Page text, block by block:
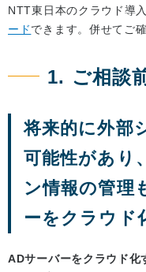
NTT東日本のクラウド導
ードできます。併せてご
1. ご相談
将来的に外部
可能性があり
ン情報の管理
ーをクラウド
ADサーバーをクラウド化